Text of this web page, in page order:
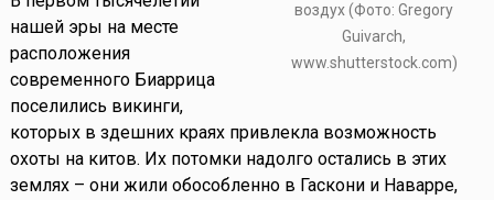
воздух (Фото: Gregory
Guivarch,
www.shutterstock.com)
нашей эры на месте
расположения
современного Биаррица
поселились викинги,
которых в здешних краях привлекла возможность
охоты на китов. Их потомки надолго остались в этих
землях – они жили обособленно в Гаскони и Наварре,